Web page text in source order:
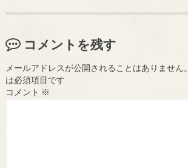
コメントを残す
メールアドレスが公開されることはありません。
は必須項目です
コメント ※